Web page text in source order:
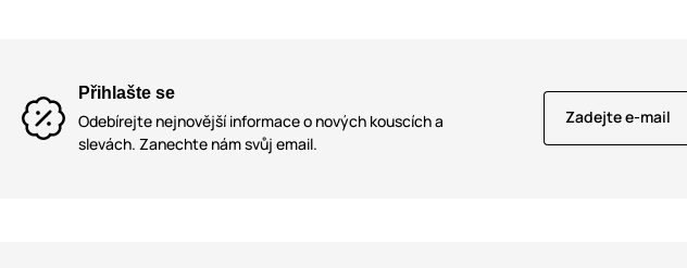
Přihlašte se
Odebírejte nejnovější informace o nových kouscích a
slevách. Zanechte nám svůj email.
Zadejte e-mail